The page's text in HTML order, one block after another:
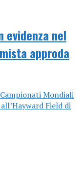
nel
approda
Mondiali
Field di